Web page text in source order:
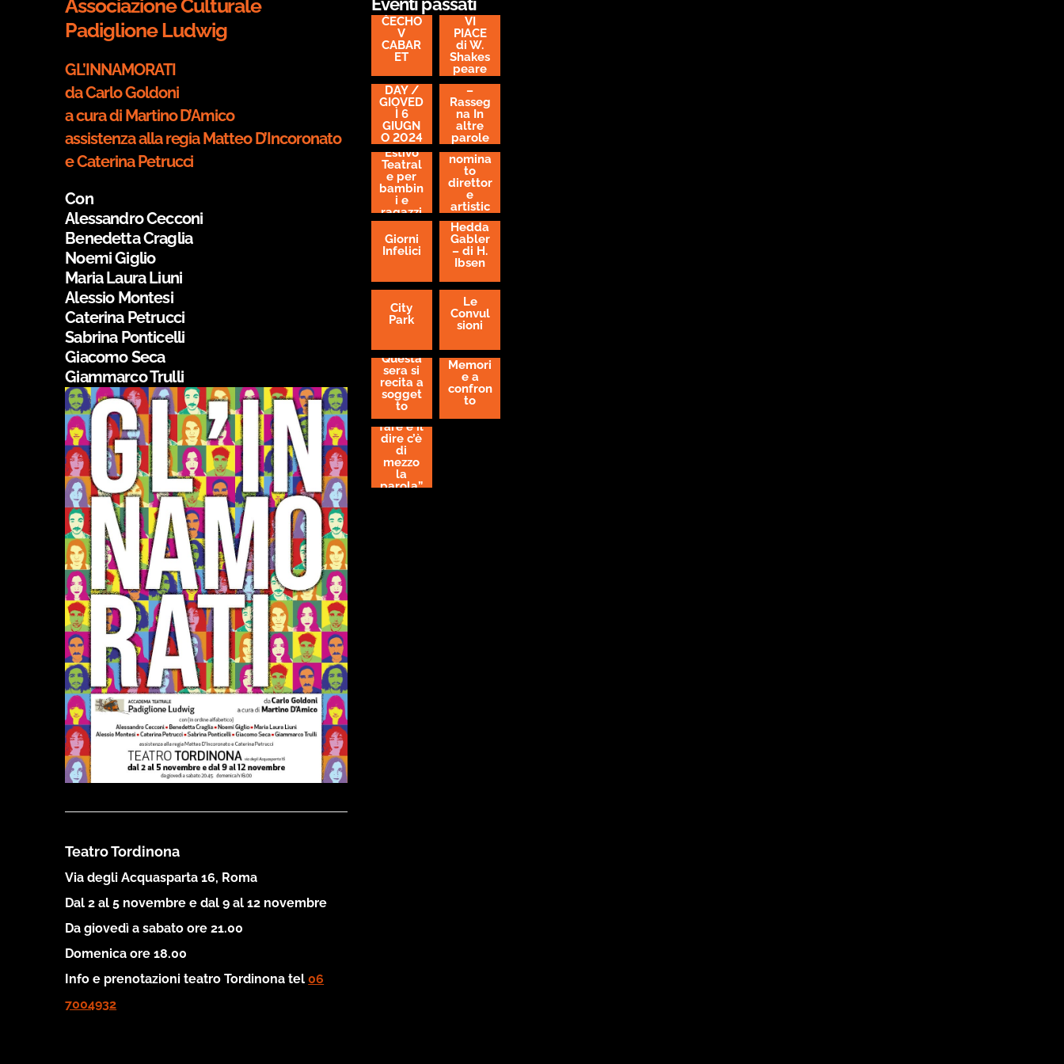
Associazione Culturale
Padiglione Ludwig
GL’INNAMORATI
da Carlo Goldoni
a cura di Martino D’Amico
assistenza alla regia Matteo D’Incoronato
e Caterina Petrucci
Con
Alessandro Cecconi
Benedetta Craglia
Noemi Giglio
Maria Laura Liuni
Alessio Montesi
Caterina Petrucci
Sabrina Ponticelli
Giacomo Seca
Giammarco Trulli
Teatro Tordinona
Via degli Acquasparta 16, Roma
Dal 2 al 5 novembre e dal 9 al 12 novembre
Da giovedì a sabato ore 21.00
Domenica ore 18.00
Info e prenotazioni teatro Tordinona tel06
7004932
ČECHO
V
CABAR
ET
COME
VI
PIACE
di W.
Shakes
peare
OPEN
DAY /
GIOVED
Ì 6
GIUGN
O 2024
KRUM
–
Rasseg
na In
altre
parole
Centro
Estivo
Teatral
e per
bambin
i e
ragazzi
Venerdì
17
febbrai
o,
Robert
o
Valerio
è stato
nomina
to
direttor
e
artistic
o prosa
del
Teatro
Nuovo
Giovan
Udine
Giorni
Infelici
Hedda
Gabler
– di H.
Ibsen
City
Park
Le
Convul
sioni
Questa
sera si
recita a
sogget
to
Memori
e a
confron
to
“Tra il
fare e il
dire c’è
di
mezzo
la
parola”